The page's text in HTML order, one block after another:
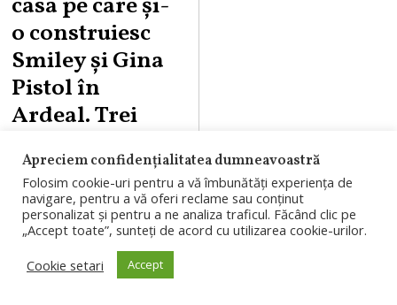
casa pe care şi-
o construiesc
Smiley şi Gina
Pistol în
Ardeal. Trei
living spațios și
sobă
Smiley și Gina
Pistol construiesc
Apreciem confidențialitatea dumneavoastră
Folosim cookie-uri pentru a vă îmbunătăți experiența de
navigare, pentru a vă oferi reclame sau conținut
personalizat și pentru a ne analiza traficul. Făcând clic pe
„Accept toate”, sunteți de acord cu utilizarea cookie-urilor.
Cookie setari
Accept